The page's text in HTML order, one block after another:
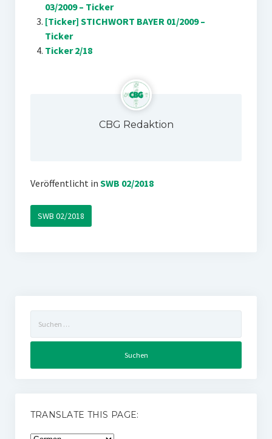
03/2009 – Ticker
[Ticker] STICHWORT BAYER 01/2009 –
Ticker
Ticker 2/18
CBG Redaktion
Veröffentlicht in SWB 02/2018
SWB 02/2018
nach:
TRANSLATE THIS PAGE: